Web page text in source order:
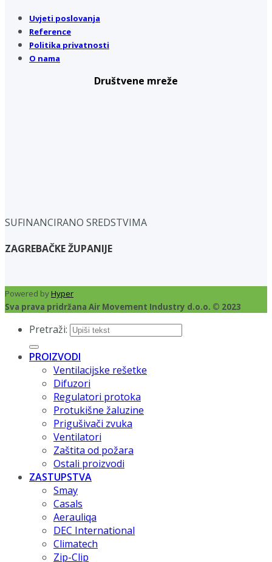
Uvjeti poslovanja
Reference
Politika privatnosti
O nama
Društvene mreže
SUFINANCIRANO SREDSTVIMA
ZAGREBAČKE ŽUPANIJE
Powered byHyper
Sva prava pridržana Air Movement Industry d.o.o. © 2023
Pretraži:
PROIZVODI
Ventilacijske rešetke
Difuzori
Regulatori protoka
Protukišne žaluzine
Prigušivači zvuka
Ventilatori
Zaštita od požara
Ostali proizvodi
ZASTUPSTVA
Smay
Casals
Aerauliqa
DEC International
Climatech
Zip-Clip